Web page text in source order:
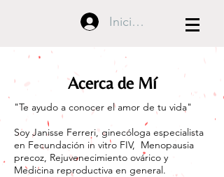
Iniciar sesión
Acerca de Mí
"Te ayudo a conocer el amor de tu vida"
Soy Janisse Ferreri, ginecóloga especialista
en Fecundación in vitro FIV, Menopausia
precoz, Rejuvenecimiento ovárico y
Medicina reproductiva en general.